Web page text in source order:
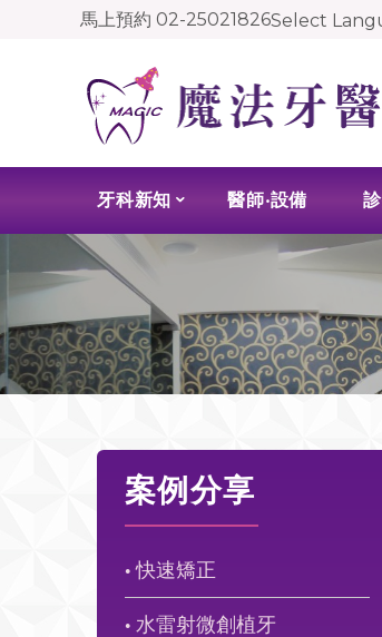
馬上預約 02-25021826Select
牙科新知 醫師‧設備
案例分享
● 快速矯正
● 水雷射微創植牙